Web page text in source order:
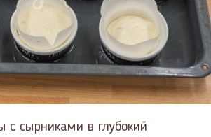
с сырниками в глубокий